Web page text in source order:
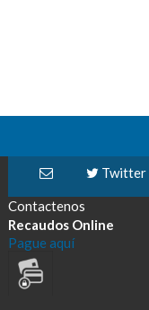
Contactenos
Twitter
Recaudos Online
Pague aquí